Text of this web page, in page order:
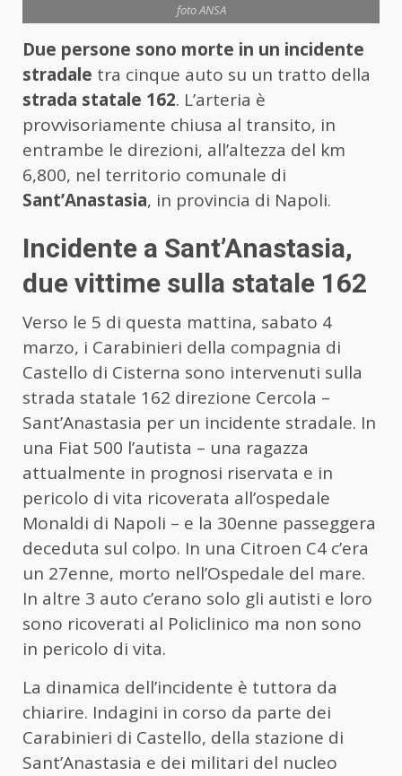
foto ANSA
Due persone sono morte in un incidente
stradale tra cinque auto su un tratto della
strada statale 162. L’arteria è
provvisoriamente chiusa al transito, in
entrambe le direzioni, all’altezza del km
6,800, nel territorio comunale di
Sant’Anastasia, in provincia di Napoli.
Incidente a Sant’Anastasia,
due vittime sulla statale 162
Verso le 5 di questa mattina, sabato 4
marzo, i Carabinieri della compagnia di
Castello di Cisterna sono intervenuti sulla
strada statale 162 direzione Cercola –
Sant’Anastasia per un incidente stradale. In
una Fiat 500 l’autista – una ragazza
attualmente in prognosi riservata e in
pericolo di vita ricoverata all’ospedale
Monaldi di Napoli – e la 30enne passeggera
deceduta sul colpo. In una Citroen C4 c’era
un 27enne, morto nell’Ospedale del mare.
In altre 3 auto c’erano solo gli autisti e loro
sono ricoverati al Policlinico ma non sono
in pericolo di vita.
La dinamica dell’incidente è tuttora da
chiarire. Indagini in corso da parte dei
Carabinieri di Castello, della stazione di
Sant’Anastasia e dei militari del nucleo